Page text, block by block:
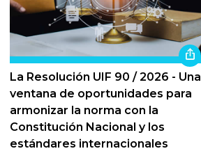
La Resolución UIF 90 / 2026 - Una
ventana de oportunidades para
armonizar la norma con la
Constitución Nacional y los
estándares internacionales